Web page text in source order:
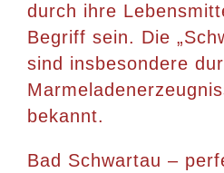
durch ihre
Begriff sein. Die
sind insbesondere
bekannt.
Bad Schwartau –